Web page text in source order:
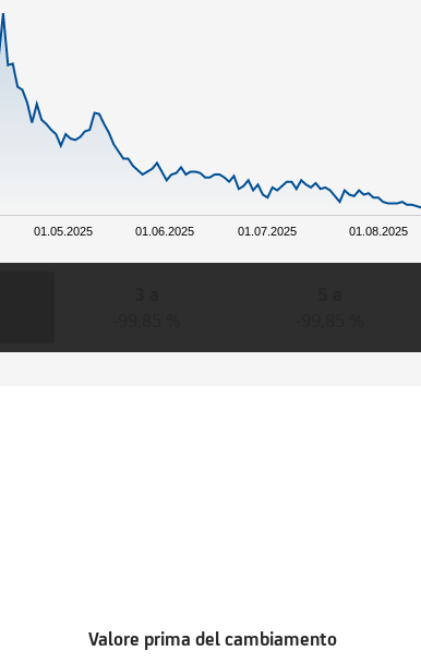
01.05.2025 01.06.2025 01.07.2025 01.08.2025
Valore prima del cambiamento